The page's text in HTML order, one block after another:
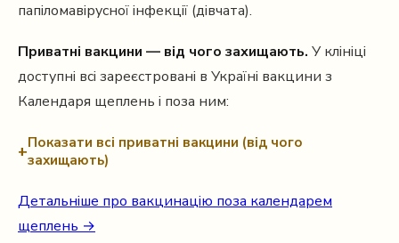
папіломавірусної інфекції (дівчата).
Приватні вакцини — від чого захищають. У клініці
доступні всі зареєстровані в Україні вакцини з
Календаря щеплень і поза ним:
Показати всі приватні вакцини (від чого
захищають)
Детальніше про вакцинацію поза календарем
щеплень →